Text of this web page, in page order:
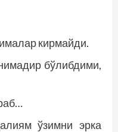
кирмайди.
бўлибдими,
ўзимни эрка